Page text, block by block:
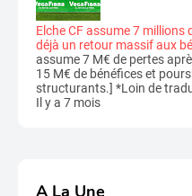
Elche CF assume 7
déjà un retour massif aux
assume 7 M€ de pertes
15 M€ de bénéfices et
structurants.] *Loin de
Il y a 7 mois
A La Une